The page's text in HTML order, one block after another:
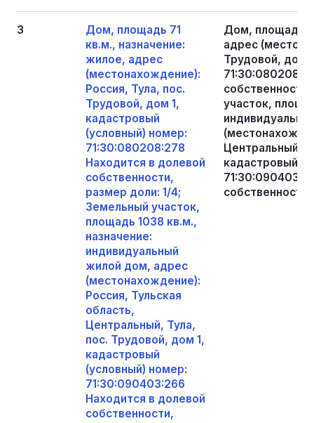
3
Дом, площадь 71
кв.м., назначение:
жилое, адрес
(местонахождение):
Россия, Тула, пос.
Трудовой, дом 1,
кадастровый
(условный) номер:
71:30:080208:278
Находится в долевой
собственности,
размер доли: 1/4;
Земельный участок,
площадь 1038 кв.м.,
назначение:
индивидуальный
жилой дом, адрес
(местонахождение):
Россия, Тульская
область,
Центральный, Тула,
пос. Трудовой, дом 1,
кадастровый
(условный) номер:
71:30:090403:266
Находится в долевой
собственности,
Дом, площадь
адрес
Трудовой, дом
участок,
Центральный,
кадастровый